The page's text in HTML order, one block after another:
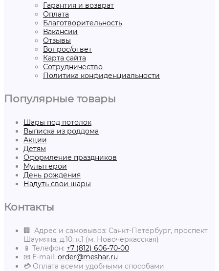
Гарантия и возврат
Оплата
Благотворительность
Вакансии
Отзывы
Вопрос/ответ
Карта сайта
Сотрудничество
Политика конфиденциальности
Популярные товары
Шары под потолок
Выписка из роддома
Акции
Детям
Оформление праздников
Мультгерои
День рождения
Надуть свои шары
Контакты
🏢 Адрес и самовывоз: Санкт-Петербург, проспект
Шаумяна, д.10, к.1 (м. Новочеркасская)
📱 Телефон: +7 (812) 606-70-00
📧 E-mail: order@meshar.ru
💳 Оплата всеми удобными способами